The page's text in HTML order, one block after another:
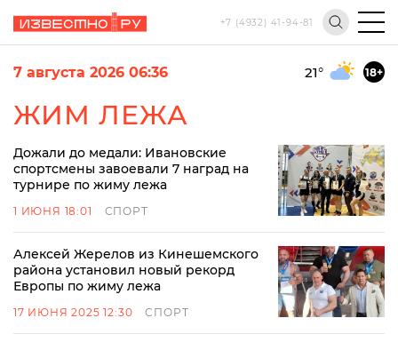
+7 (4932) 41-94-81
7 августа 2026 06:36 21° 18+
ЖИМ ЛЕЖА
Дожали до медали: Ивановские
спортсмены завоевали 7 наград на
турнире по жиму лежа
1 ИЮНЯ 18:01 СПОРТ
Алексей Жерелов из Кинешемского
района установил новый рекорд
Европы по жиму лежа
17 ИЮНЯ 2025 12:30 СПОРТ